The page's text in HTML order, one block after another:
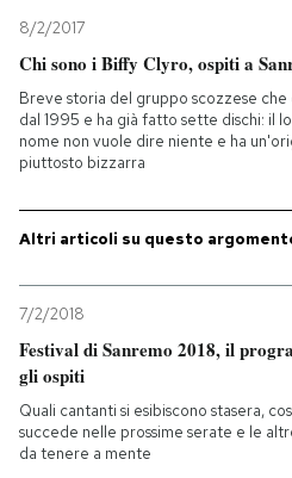
Tecnologia
Internet
Scienza
Cultura
Sport
PODCAST
8/2/2017
Chi sono i Biffy Clyro, ospiti a
Breve storia del gruppo scozzese che
dal 1995 e ha già fatto sette dischi: il
nome non vuole dire niente e ha
piuttosto bizzarra
Altri articoli su questo
7/2/2018
Festival di Sanremo 2018, il
gli ospiti
Quali cantanti si esibiscono stasera,
succede nelle prossime serate e le
da tenere a mente